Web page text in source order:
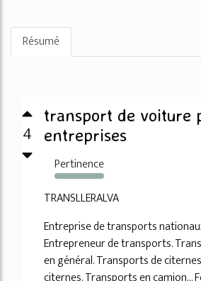
Résumé
4
transport de voiture
entreprises
Pertinence
2965%
TRANSLLERALVA
Entreprise de transports
Entrepreneur de transports.
en général. Transports de